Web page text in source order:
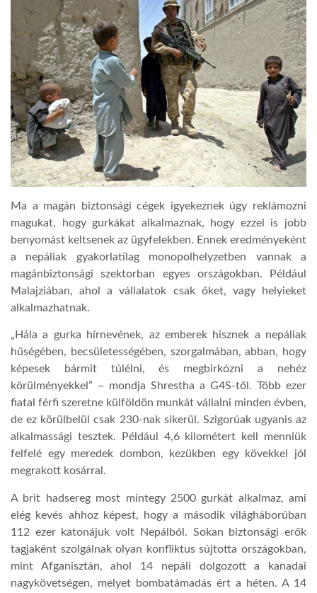
Ma a magán biztonsági cégek igyekeznek úgy reklámozni
magukat, hogy gurkákat alkalmaznak, hogy ezzel is jobb
benyomást keltsenek az ügyfelekben. Ennek eredményeként
a nepáliak gyakorlatilag monopolhelyzetben vannak a
magánbiztonsági szektorban egyes országokban. Például
Malajziában, ahol a vállalatok csak őket, vagy helyieket
alkalmazhatnak.
„Hála a gurka hírnevének, az emberek hisznek a nepáliak
hűségében, becsületességében, szorgalmában, abban, hogy
képesek bármit túlélni, és megbirkózni a nehéz
körülményekkel” – mondja Shrestha a G4S-től. Több ezer
fiatal férfi szeretne külföldön munkát vállalni minden évben,
de ez körülbelül csak 230-nak sikerül. Szigorúak ugyanis az
alkalmassági tesztek. Például 4,6 kilométert kell menniük
felfelé egy meredek dombon, kezükben egy kövekkel jól
megrakott kosárral.
A brit hadsereg most mintegy 2500 gurkát alkalmaz, ami
elég kevés ahhoz képest, hogy a második világháborúban
112 ezer katonájuk volt Nepálból. Sokan biztonsági erők
tagjaként szolgálnak olyan konfliktus sújtotta országokban,
mint Afganisztán, ahol 14 nepáli dolgozott a kanadai
nagykövetségen, melyet bombatámadás ért a héten. A 14